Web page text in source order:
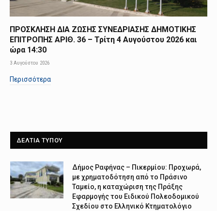
ΠΡΟΣΚΛΗΣΗ ΔΙΑ ΖΩΣΗΣ ΣΥΝΕΔΡΙΑΣΗΣ ΔΗΜΟΤΙΚΗΣ
ΕΠΙΤΡΟΠΗΣ ΑΡΙΘ. 36 – Τρίτη 4 Αυγούστου 2026 και
ώρα 14:30
3 Αυγούστου 2026
Περισσότερα
ΔΕΛΤΙΑ ΤΥΠΟΥ
Δήμος Ραφήνας – Πικερμίου: Προχωρά,
με χρηματοδότηση από το Πράσινο
Ταμείο, η καταχώριση της Πράξης
Εφαρμογής του Ειδικού Πολεοδομικού
Σχεδίου στο Ελληνικό Κτηματολόγιο